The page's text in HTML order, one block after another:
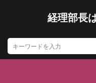
経理部長